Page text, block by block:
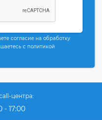
согласие на обработку
с политикой
центра:
- 17:00